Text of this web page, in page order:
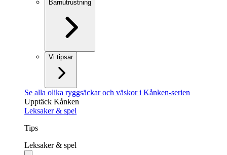
Barnutrustning
Vi tipsar
Se alla olika ryggsäckar och väskor i Kånken-serien
Upptäck Kånken
Leksaker & spel
Tips
Leksaker & spel